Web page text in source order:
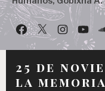
FacebookTwitterInstagram
25 de
la memoria